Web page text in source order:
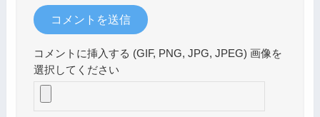
コメントに挿入する (GIF, PNG, JPG, JPEG) 画像を
選択してください